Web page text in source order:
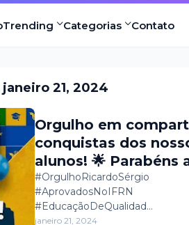
Trending Categorias Contato
21, 2024
Orgulho em
conquistas dos
alunos! 🌟 Parabéns
brilhantes
Escola Ricardo Sérgio
aprovados no IFRN.
#OrgulhoRicardoSérgio
#AprovadosNoIFRN
#EducaçãoDeQualidad…
janeiro 21, 2024